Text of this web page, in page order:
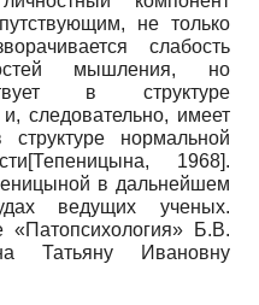
не только
слабость
мышления, но
в структуре
следовательно, имеет
нормальной
[Тепеницына, 1968].
в дальнейшем
ведущих ученых.
Б.В.
Татьяну Ивановну